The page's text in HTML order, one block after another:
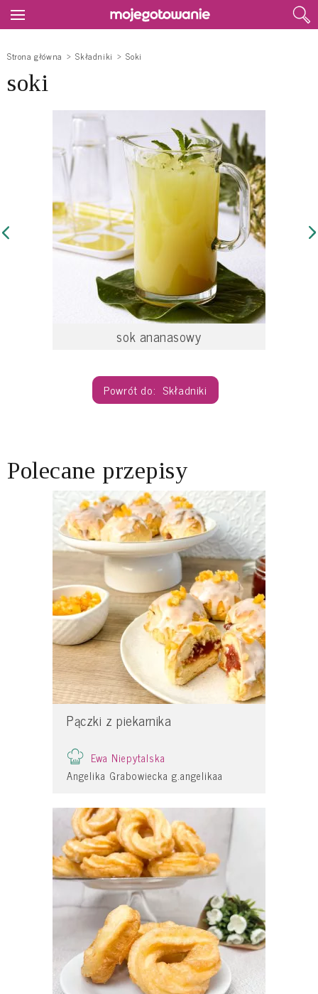
Strona główna Składniki Soki
soki
sok ananasowy
Składniki
Polecane przepisy
Pączki z piekarnika
Ewa Niepytalska
Angelika Grabowiecka g.angelikaa